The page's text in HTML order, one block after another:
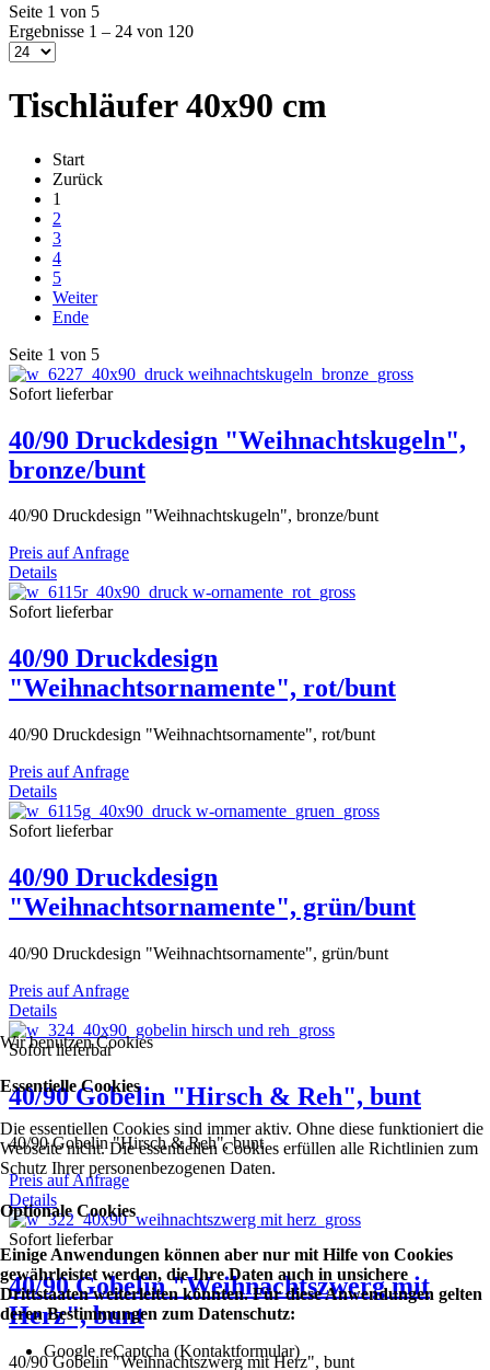
Seite 1 von 5
Ergebnisse 1 – 24 von 120
Tischläufer 40x90 cm
Start
Zurück
1
2
3
4
5
Weiter
Ende
Seite 1 von 5
Sofort lieferbar
40/90 Druckdesign "Weihnachtskugeln",
bronze/bunt
40/90 Druckdesign "Weihnachtskugeln", bronze/bunt
Preis auf Anfrage
Details
Sofort lieferbar
40/90 Druckdesign
"Weihnachtsornamente", rot/bunt
40/90 Druckdesign "Weihnachtsornamente", rot/bunt
Preis auf Anfrage
Details
Sofort lieferbar
40/90 Druckdesign
"Weihnachtsornamente", grün/bunt
40/90 Druckdesign "Weihnachtsornamente", grün/bunt
Preis auf Anfrage
Details
Sofort lieferbar
40/90 Gobelin "Hirsch & Reh", bunt
40/90 Gobelin "Hirsch & Reh", bunt
Preis auf Anfrage
Details
Sofort lieferbar
40/90 Gobelin "Weihnachtszwerg mit
Herz", bunt
40/90 Gobelin "Weihnachtszwerg mit Herz", bunt
Wir benutzen Cookies
Essentielle Cookies
Die essentiellen Cookies sind immer aktiv. Ohne diese funktioniert die
Webseite nicht. Die essentiellen Cookies erfüllen alle Richtlinien zum
Schutz Ihrer personenbezogenen Daten.
Optionale Cookies
Einige Anwendungen können aber nur mit Hilfe von Cookies
gewährleistet werden, die Ihre Daten auch in unsichere
Drittstaaten weiterleiten könnten. Für diese Anwendungen gelten
deren Bestimmungen zum Datenschutz:
Google reCaptcha (Kontaktformular)